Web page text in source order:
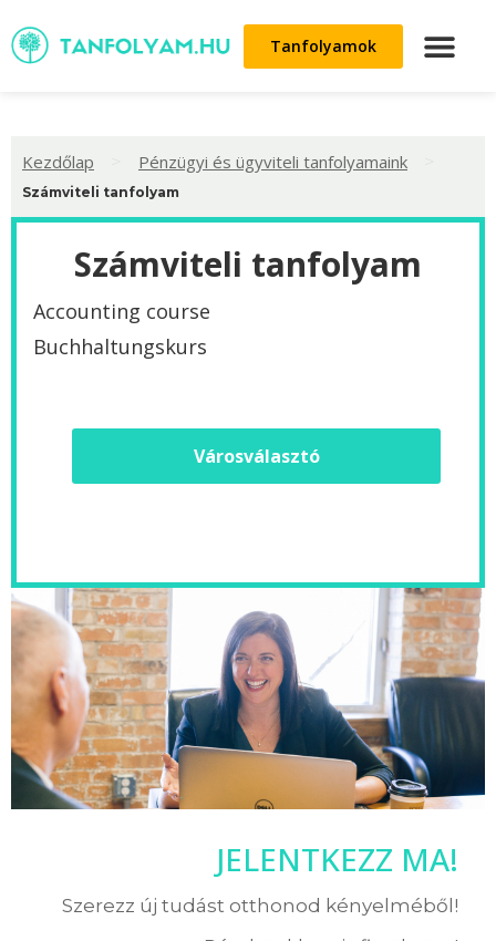
Tanfolyamok
Kezdőlap Pénzügyi és ügyviteli tanfolyamaink
Számviteli tanfolyam
Számviteli tanfolyam
Accounting course
Buchhaltungskurs
Városválasztó
JELENTKEZZ MA!
Szerezz új tudást otthonod kényelméből!